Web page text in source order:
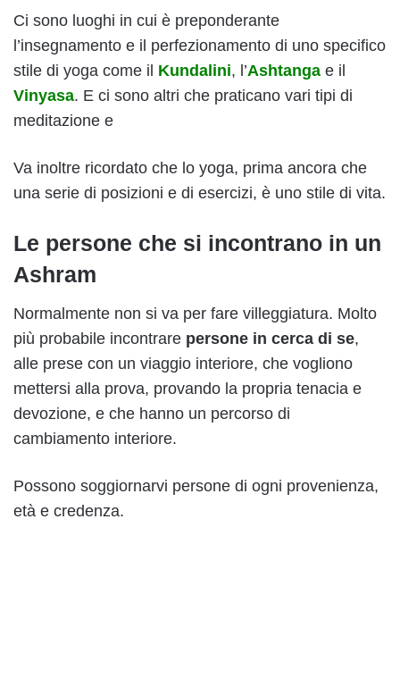
Ci sono luoghi in cui è preponderante
l’insegnamento e il perfezionamento di uno specifico
stile di yoga come il Kundalini, l’Ashtanga e il
Vinyasa. E ci sono altri che praticano vari tipi di
meditazione e
Va inoltre ricordato che lo yoga, prima ancora che
una serie di posizioni e di esercizi, è uno stile di vita.
Le persone che si incontrano in un
Ashram
Normalmente non si va per fare villeggiatura. Molto
più probabile incontrare persone in cerca di se,
alle prese con un viaggio interiore, che vogliono
mettersi alla prova, provando la propria tenacia e
devozione, e che hanno un percorso di
cambiamento interiore.
Possono soggiornarvi persone di ogni provenienza,
età e credenza.